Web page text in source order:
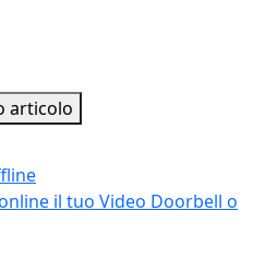
articolo
il tuo Video Doorbell o